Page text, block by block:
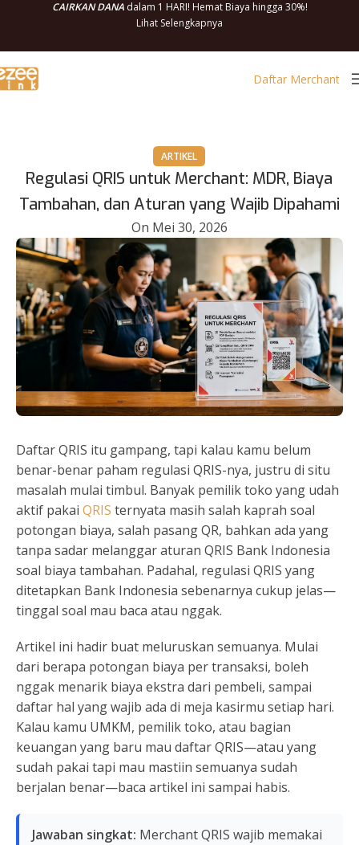
CAIRKAN DANAdalam 1 HARI! Hemat Biaya hingga 30%!
Lihat Selengkapnya
Daftar Merchant
ARTIKEL
Regulasi QRIS untuk Merchant: MDR, Biaya
Tambahan, dan Aturan yang Wajib Dipahami
On Mei 30, 2026
Daftar QRIS itu gampang, tapi kalau kamu belum
benar-benar paham regulasi QRIS-nya, justru di situ
masalah mulai timbul. Banyak pemilik toko yang udah
aktif pakai QRIS ternyata masih salah kaprah soal
potongan biaya, salah pasang QR, bahkan ada yang
tanpa sadar melanggar aturan QRIS Bank Indonesia
soal biaya tambahan. Padahal, regulasi QRIS yang
ditetapkan Bank Indonesia sebenarnya cukup jelas—
tinggal soal mau baca atau nggak.
Artikel ini hadir buat meluruskan semuanya. Mulai
dari berapa potongan biaya per transaksi, boleh
nggak menarik biaya ekstra dari pembeli, sampai
daftar hal yang wajib ada di meja kasirmu setiap hari.
Kalau kamu UMKM, pemilik toko, atau bagian
keuangan yang baru mau daftar QRIS—atau yang
sudah pakai tapi mau mastiin semuanya sudah
berjalan benar—baca artikel ini sampai habis.
Jawaban singkat: Merchant QRIS wajib memakai